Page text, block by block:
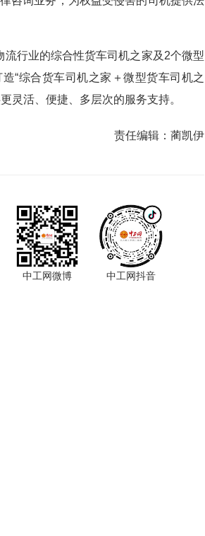
行业的综合性货车司机之家及2个微型
“综合货车司机之家＋微型货车司机之
灵活、便捷、多层次的服务支持。
责任编辑： 蔺凯伊
中工网微博 中工网抖音